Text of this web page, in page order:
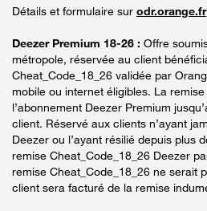
Détails et formulaire sur odr.orange.fr
Deezer Premium 18-26 : Offre
métropole, réservée au client
Cheat_Code_18_26 validée par
mobile ou internet éligibles. La remise
l’abonnement Deezer Premium
client. Réservé aux clients n’ayant
Deezer ou l’ayant résilié depuis plus
remise Cheat_Code_18_26 Deezer
remise Cheat_Code_18_26 ne serait
client sera facturé de la remise